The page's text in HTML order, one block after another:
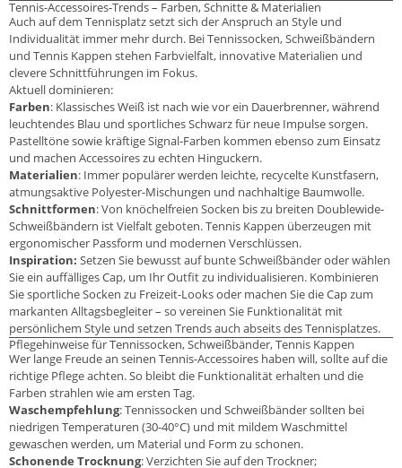
Tennis-Accessoires-Trends – Farben, Schnitte & Materialien
Auch auf dem Tennisplatz setzt sich der Anspruch an Style und
Individualität immer mehr durch. Bei Tennissocken, Schweißbändern
und Tennis Kappen stehen Farbvielfalt, innovative Materialien und
clevere Schnittführungen im Fokus.
Aktuell dominieren:
Farben: Klassisches Weiß ist nach wie vor ein Dauerbrenner, während
leuchtendes Blau und sportliches Schwarz für neue Impulse sorgen.
Pastelltöne sowie kräftige Signal-Farben kommen ebenso zum Einsatz
und machen Accessoires zu echten Hinguckern.
Materialien: Immer populärer werden leichte, recycelte Kunstfasern,
atmungsaktive Polyester-Mischungen und nachhaltige Baumwolle.
Schnittformen: Von knöchelfreien Socken bis zu breiten Doublewide-
Schweißbändern ist Vielfalt geboten. Tennis Kappen überzeugen mit
ergonomischer Passform und modernen Verschlüssen.
Inspiration: Setzen Sie bewusst auf bunte Schweißbänder oder wählen
Sie ein auffälliges Cap, um Ihr Outfit zu individualisieren. Kombinieren
Sie sportliche Socken zu Freizeit-Looks oder machen Sie die Cap zum
markanten Alltagsbegleiter – so vereinen Sie Funktionalität mit
persönlichem Style und setzen Trends auch abseits des Tennisplatzes.
Pflegehinweise für Tennissocken, Schweißbänder, Tennis Kappen
Wer lange Freude an seinen Tennis-Accessoires haben will, sollte auf die
richtige Pflege achten. So bleibt die Funktionalität erhalten und die
Farben strahlen wie am ersten Tag.
Waschempfehlung: Tennissocken und Schweißbänder sollten bei
niedrigen Temperaturen (30-40°C) und mit mildem Waschmittel
gewaschen werden, um Material und Form zu schonen.
Schonende Trocknung: Verzichten Sie auf den Trockner;